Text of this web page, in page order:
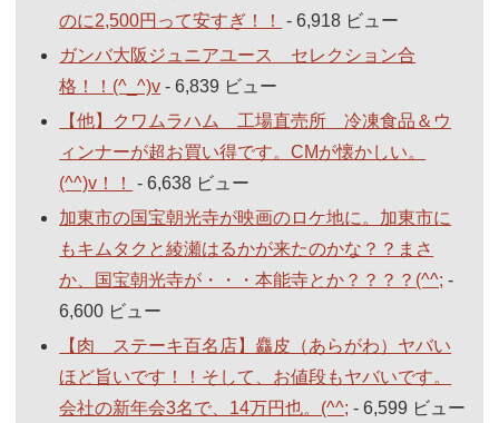
のに2,500円って安すぎ！！
- 6,918 ビュー
ガンバ大阪ジュニアユース セレクション合
格！！(^_^)v - 6,839 ビュー
【他】クワムラハム 工場直売所 冷凍食品＆ウ
ィンナーが超お買い得です。CMが懐かしい。
(^^)v！！
- 6,638 ビュー
加東市の国宝朝光寺が映画のロケ地に。加東市に
もキムタクと綾瀬はるかが来たのかな？？まさ
か、国宝朝光寺が・・・本能寺とか？？？？(^^; -
6,600 ビュー
【肉 ステーキ百名店】麤皮（あらがわ）ヤバい
ほど旨いです！！そして、お値段もヤバいです。
会社の新年会3名で、14万円也。(^^; - 6,599 ビュー